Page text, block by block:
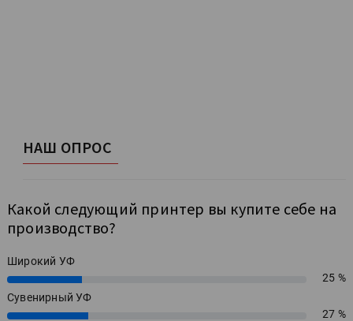
НАШ ОПРОС
Какой следующий принтер вы купите себе на
производство?
Широкий УФ
25%
25 %
Сувенирный УФ
27%
27 %